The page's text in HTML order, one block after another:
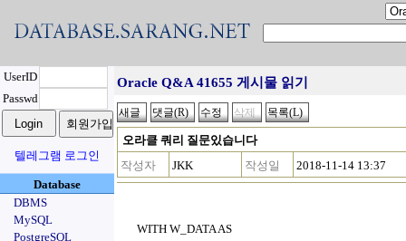
UserID
Passwd
텔레그램 로그인
Database
DBMS
MySQL
PostgreSQL
Oracle Q&A 41655 게시물 읽기
오라클 쿼리 질문있습니다
작성자
JKK 작성일 2018-11-14 13:37
WITH W_DATA AS